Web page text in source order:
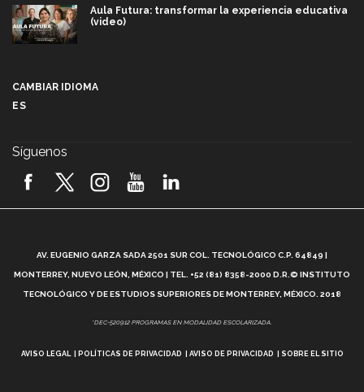
Aula Futura: transformar la experiencia educativa
(video)
2026! (video)
¿Cómo es el Modelo Educativo Tec? (video)
Vida Tec: Feminismo e Inteligencia Artificial, Paola
CAMBIAR IDIOMA
ES
Síguenos
AV. EUGENIO GARZA SADA 2501 SUR COL. TECNOLÓGICO C.P. 64849 |
MONTERREY, NUEVO LEÓN, MÉXICO | TEL. +52 (81) 8358-2000 D.R.© INSTITUTO
TECNOLÓGICO Y DE ESTUDIOS SUPERIORES DE MONTERREY, MÉXICO. 2018
*DEC-520912 PROGRAMAS EN MODALIDAD ESCOLARIZADA.
AVISO LEGAL POLÍTICAS DE PRIVACIDAD AVISO DE PRIVACIDAD SOBRE EL SITIO